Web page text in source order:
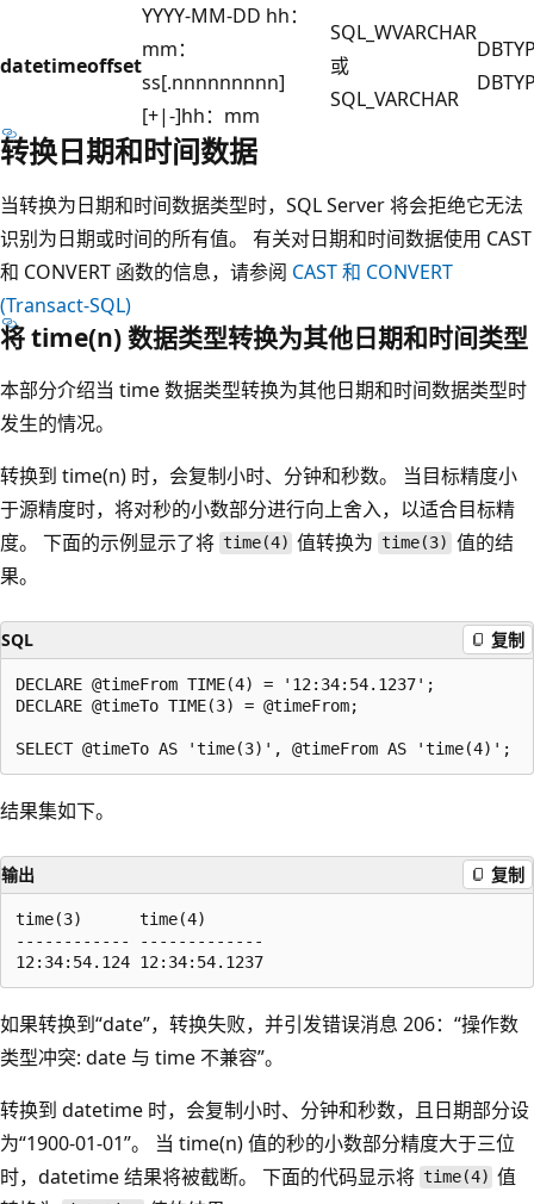
datetimeoffset
YYYY-MM-DD hh：
mm：
ss[.nnnnnnnnn]
[+|-]hh：mm
SQL_WVARCHAR
或
SQL_VARCHAR
转换日期和时间数据
当转换为日期和时间数据类型时，SQL Server 将会拒绝它无法
识别为日期或时间的所有值。 有关对日期和时间数据使用 CAST
和 CONVERT 函数的信息，请参阅 CAST 和 CONVERT
(Transact-SQL)
将 time(n) 数据类型转换为其他日期和时间类型
本部分介绍当 time 数据类型转换为其他日期和时间数据类型时
发生的情况。
转换到 time(n) 时，会复制小时、分钟和秒数。 当目标精度小
于源精度时，将对秒的小数部分进行向上舍入，以适合目标精
度。 下面的示例显示了将 time(4) 值转换为 time(3) 值的结
果。
SQL 复制
DECLARE @timeFrom TIME(4) = '12:34:54.1237';
DECLARE @timeTo TIME(3) = @timeFrom;
结果集如下。
输出 复制
time(3)      time(4)
------------ -------------
如果转换到“date”，转换失败，并引发错误消息 206：“操作数
类型冲突: date 与 time 不兼容”。
转换到 datetime 时，会复制小时、分钟和秒数，且日期部分设
为“1900-01-01”。 当 time(n) 值的秒的小数部分精度大于三位
时，datetime 结果将被截断。 下面的代码显示将 time(4) 值